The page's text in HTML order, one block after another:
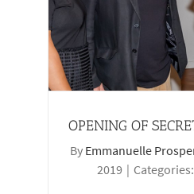
OPENING OF
By Emmanuelle
2019 | Categories: